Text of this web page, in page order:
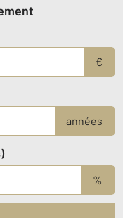
€
années
%